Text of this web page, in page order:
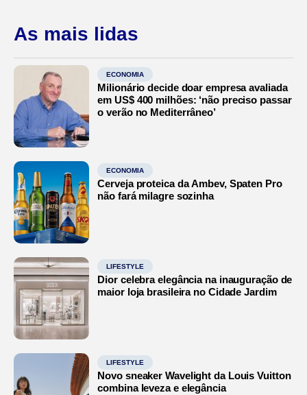
As mais lidas
ECONOMIA
Milionário decide doar empresa avaliada
em US$ 400 milhões: ‘não preciso passar
o verão no Mediterrâneo’
ECONOMIA
Cerveja proteica da Ambev, Spaten Pro
não fará milagre sozinha
LIFESTYLE
Dior celebra elegância na inauguração de
maior loja brasileira no Cidade Jardim
LIFESTYLE
Novo sneaker Wavelight da Louis Vuitton
combina leveza e elegância